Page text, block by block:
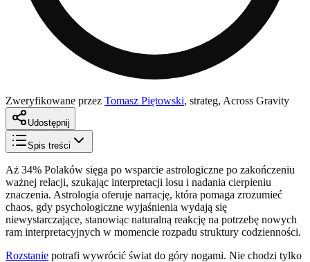
Zweryfikowane przez Tomasz Piętowski, strateg, Across Gravity
Udostępnij
Spis treści
Aż 34% Polaków sięga po wsparcie astrologiczne po zakończeniu
ważnej relacji, szukając interpretacji losu i nadania cierpieniu
znaczenia. Astrologia oferuje narrację, która pomaga zrozumieć
chaos, gdy psychologiczne wyjaśnienia wydają się
niewystarczające, stanowiąc naturalną reakcję na potrzebę nowych
ram interpretacyjnych w momencie rozpadu struktury codzienności.
Rozstanie potrafi wywrócić świat do góry nogami. Nie chodzi tylko